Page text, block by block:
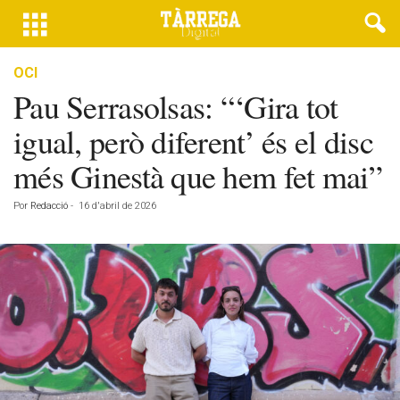
OCI
Pau Serrasolsas: “‘Gira tot
igual, però diferent’ és el disc
més Ginestà que hem fet mai”
Por Redacció - 16 d'abril de 2026